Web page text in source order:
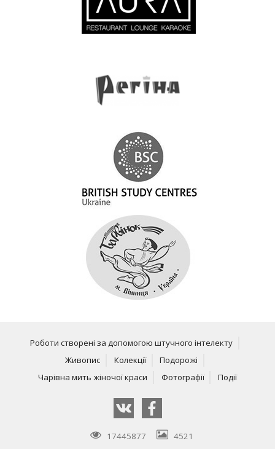
Роботи створені за допомогою штучного інтелекту
Живопис
Колекції
Подорожі
Чарівна мить жіночої краси
Фотографії Події
17445877 4521